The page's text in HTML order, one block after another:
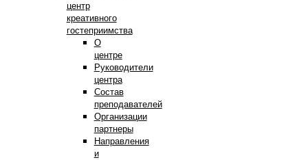
центр
креативного
гостеприимства
О
центре
Руководители
центра
Состав
преподавателей
Организации
партнеры
Направления
и